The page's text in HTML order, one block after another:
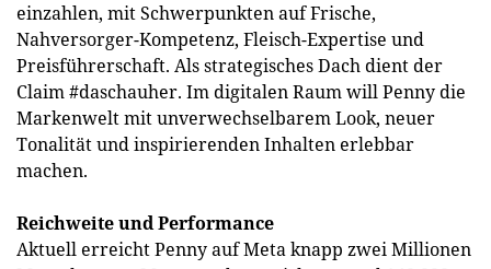
einzahlen, mit Schwerpunkten auf Frische,
Nahversorger-Kompetenz, Fleisch-Expertise und
Preisführerschaft. Als strategisches Dach dient der
Claim #daschauher. Im digitalen Raum will Penny die
Markenwelt mit unverwechselbarem Look, neuer
Tonalität und inspirierenden Inhalten erlebbar
machen.
Reichweite und Performance
Aktuell erreicht Penny auf Meta knapp zwei Millionen